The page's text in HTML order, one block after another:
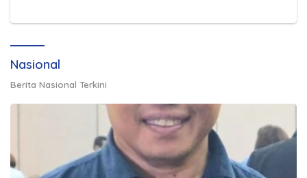
Nasional
Berita Nasional Terkini